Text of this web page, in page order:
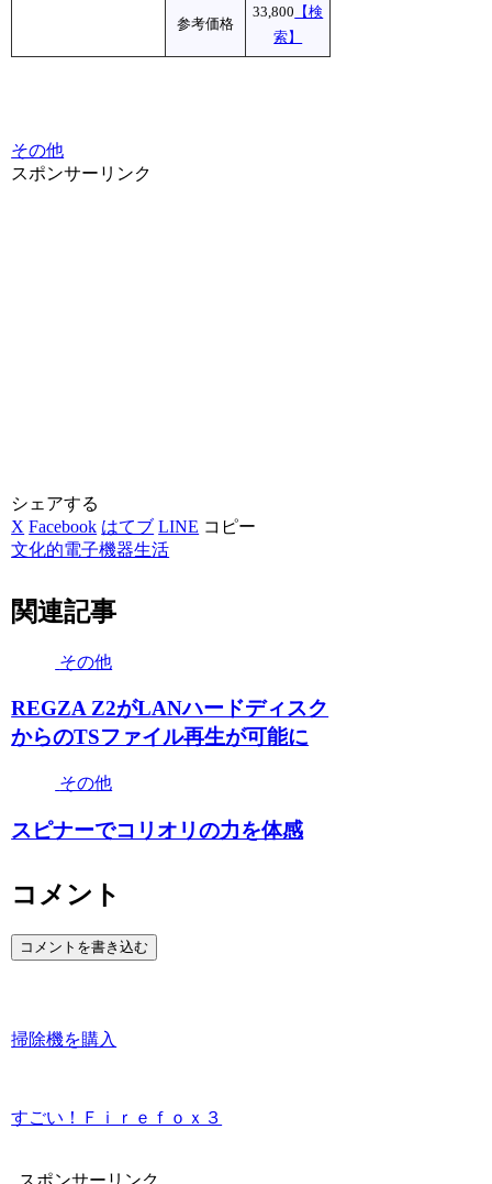
参考価格
33,800 【検
索】
その他
スポンサーリンク
シェアする
X Facebook はてブ LINE コピー
文化的電子機器生活
関連記事
その他
REGZA Z2がLANハードディスク
からのTSファイル再生が可能に
その他
スピナーでコリオリの力を体感
コメント
コメントを書き込む
掃除機を購入
すごい！Ｆｉｒｅｆｏｘ３
スポンサーリンク